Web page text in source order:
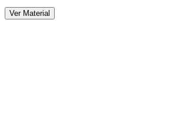
Ver Material